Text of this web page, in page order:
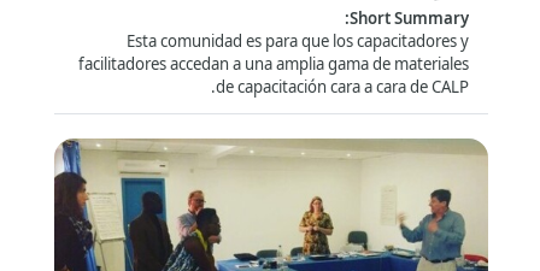
إدارة العلاقات بالممولين والجهات المانحة
الموارد البشرية والتوظيف والابتعاث(8)
إدارة المعلومات(26)
المزيد
السلامة والأمن
Short Summary
:
Esta comunidad es para que los capacitadores y
facilitadores accedan a una amplia gama de materiales
de capacitación cara a cara de CALP.